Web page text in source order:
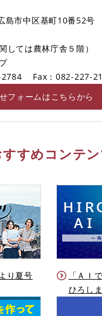
島市中区基町10番52号
しては農林庁舎５階）
Fax：082-227-
フォームはこちらから
すめコンテ
り夏号
「ＡＩ
ひろし